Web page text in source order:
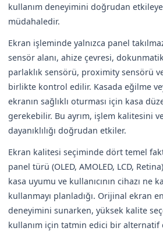
kullanım deneyimini doğrudan
müdahaledir.
Ekran işleminde yalnızca panel
sensör alanı, ahize çevresi,
parlaklık sensörü, proximity sensörü
birlikte kontrol edilir. Kasada eğilme
ekranın sağlıklı oturması için kasa
gerekebilir. Bu ayrım, işlem kalitesini
dayanıklılığı doğrudan etkiler.
Ekran kalitesi seçiminde dört temel
panel türü (OLED, AMOLED, LCD,
kasa uyumu ve kullanıcının cihazı ne
kullanmayı planladığı. Orijinal ekran
deneyimini sunarken, yüksek kalite
kullanım için tatmin edici bir alternatif